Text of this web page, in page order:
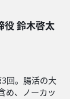
役 鈴木啓太
回。腸活の大
め、ノーカッ